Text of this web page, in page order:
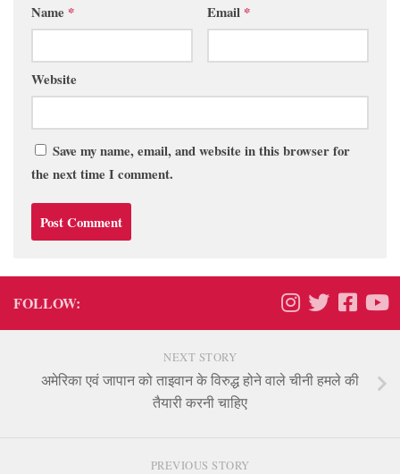
Name * Email *
Website
Save my name, email, and website in this browser for
the next time I comment.
FOLLOW:
NEXT STORY
अमेरिका एवं जापान को ताइवान के विरुद्ध होने वाले चीनी हमले की
तैयारी करनी चाहिए
PREVIOUS STORY